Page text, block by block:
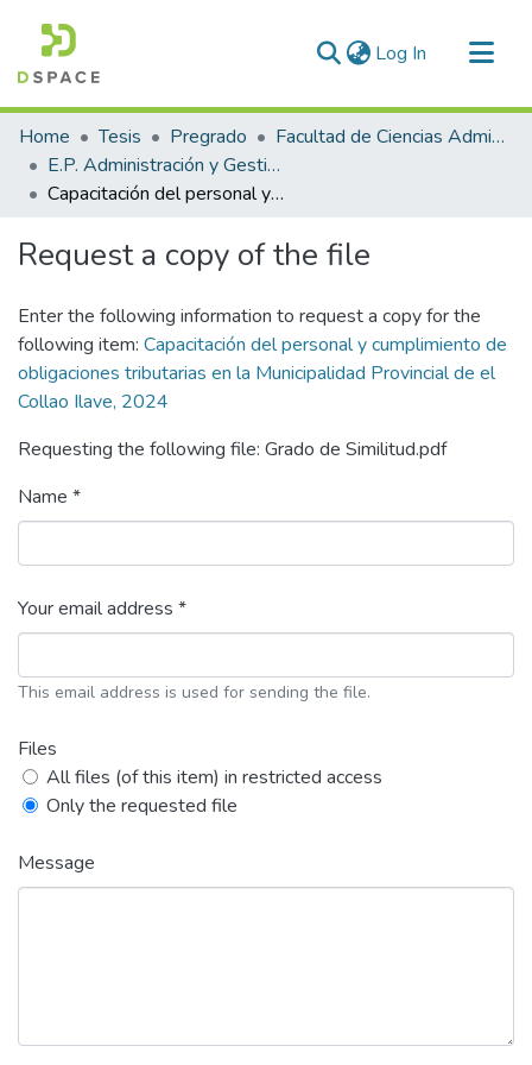
Log In (current)
Communities & Collections
All of DSpace
Statistics
Home Tesis Pregrado
Facultad de Ciencias Administrativas
E.P. Administración y Gestión Pública
Capacitación del personal y cumplimiento de obligaciones tributarias en la Municipalidad Provincial de el Collao Ilave, 2024
Request a copy of the file
Enter the following information to request a copy for the
following item: Capacitación del personal y cumplimiento de
obligaciones tributarias en la Municipalidad Provincial de el
Collao Ilave, 2024
Requesting the following file: Grado de Similitud.pdf
Name *
Your email address *
This email address is used for sending the file.
Files
All files (of this item) in restricted access
Only the requested file
Message